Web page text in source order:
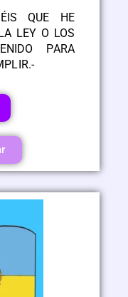
QUE HE
LEY O LOS
PARA